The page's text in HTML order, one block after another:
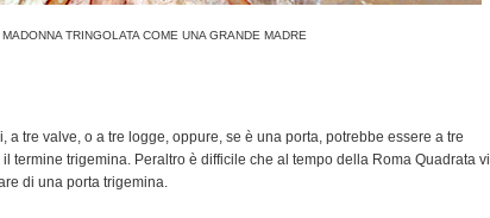
MADONNA TRINGOLATA COME UNA GRANDE MADRE
a tre valve, o a tre logge, oppure, se è una porta, potrebbe essere a tre
termine trigemina. Peraltro è difficile che al tempo della Roma Quadrata vi
di una porta trigemina.